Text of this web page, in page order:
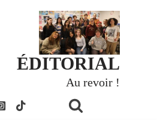
ÉDITORIAL
Au revoir !